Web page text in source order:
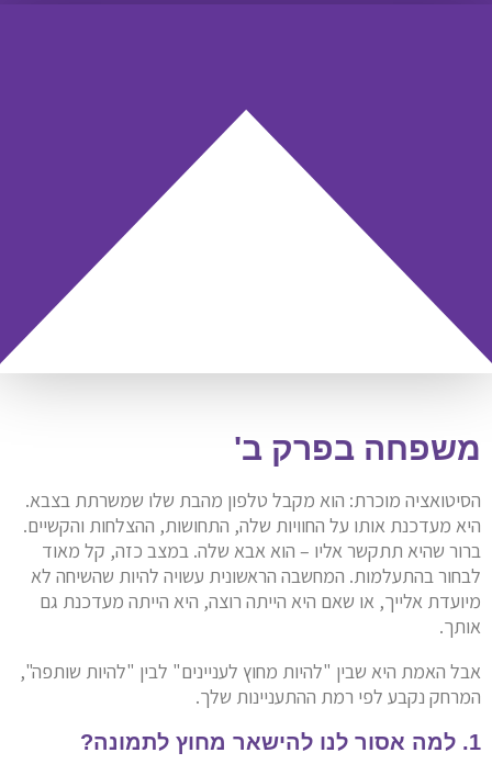
משפחה בפרק ב'
הסיטואציה מוכרת: הוא מקבל טלפון מהבת שלו שמשרתת בצבא.
היא מעדכנת אותו על החוויות שלה, התחושות, ההצלחות והקשיים.
ברור שהיא תתקשר אליו – הוא אבא שלה. במצב כזה, קל מאוד
לבחור בהתעלמות. המחשבה הראשונית עשויה להיות שהשיחה לא
מיועדת אלייך, או שאם היא הייתה רוצה, היא הייתה מעדכנת גם
אותך.
אבל האמת היא שבין "להיות מחוץ לעניינים" לבין "להיות שותפה",
המרחק נקבע לפי רמת ההתעניינות שלך.
1. למה אסור לנו להישאר מחוץ לתמונה?